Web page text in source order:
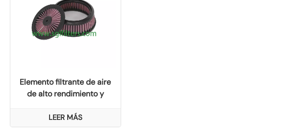
Elemento filtrante de aire
de alto rendimiento y
Kawasaki 110130030
LEER MÁS